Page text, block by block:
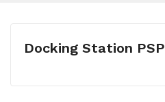
Docking Station PSP